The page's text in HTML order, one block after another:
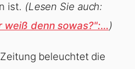
ist. (Lesen Sie auch:
weiß denn sowas?":…)
beleuchtet die